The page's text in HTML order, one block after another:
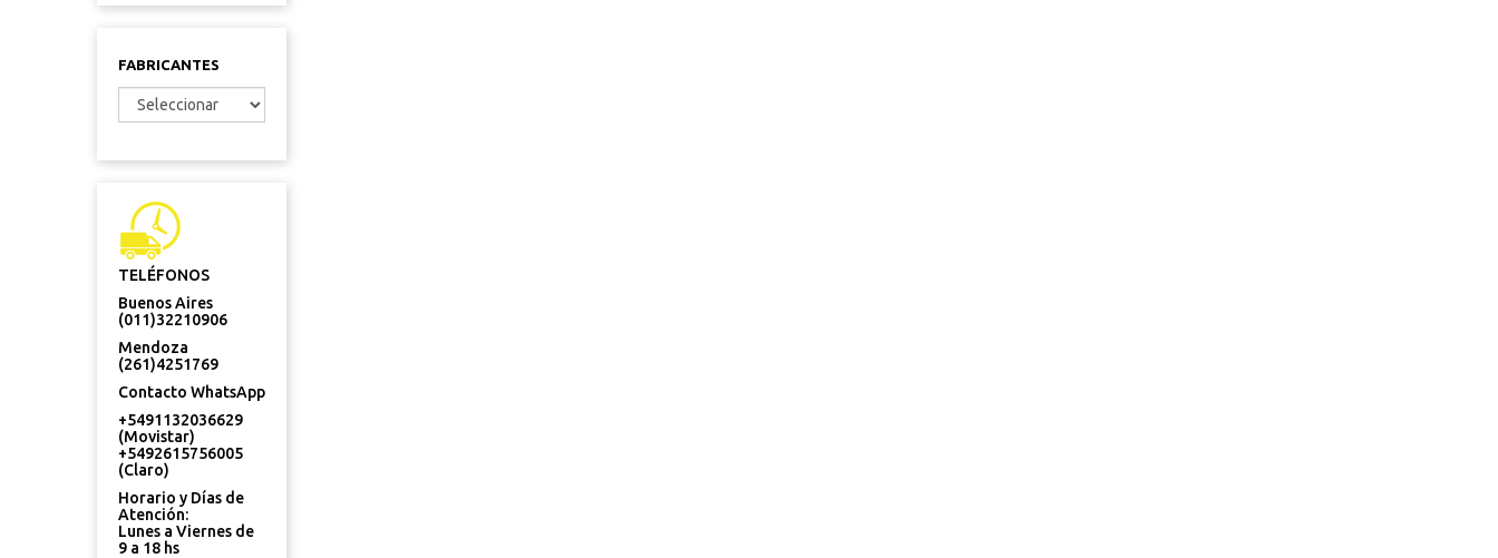
FABRICANTES
TELÉFONOS
Buenos Aires
(011)32210906
Mendoza
(261)4251769
Contacto WhatsApp
+5491132036629
(Movistar)
+5492615756005
(Claro)
Horario y Días de
Atención:
Lunes a Viernes de
9 a 18 hs